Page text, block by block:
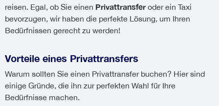
reisen. Egal, ob Sie einen Privattransferoder ein Taxi
bevorzugen, wir haben die perfekte Lösung, um Ihren
Bedürfnissen gerecht zu werden!
Vorteile eines Privattransfers
Warum sollten Sie einen Privattransfer buchen? Hier sind
einige Gründe, die ihn zur perfekten Wahl für Ihre
Bedürfnisse machen.